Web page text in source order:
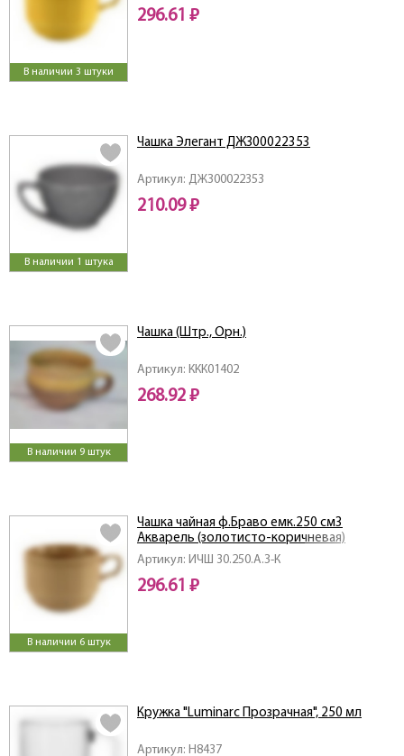
В наличии 3 штуки
296.61 ₽
В наличии 1 штука
Артикул: ДЖЗ00022353
Чашка Элегант ДЖЗ00022353
210.09 ₽
В наличии 9 штук
Артикул: ККК01402
Чашка (Штр., Орн.)
268.92 ₽
В наличии 6 штук
Артикул: ИЧШ 30.250.А.З-К
Чашка чайная ф.Браво емк.250 см3
Акварель (золотисто-коричневая)
296.61 ₽
Артикул: H8437
Кружка "Luminarc Прозрачная", 250 мл